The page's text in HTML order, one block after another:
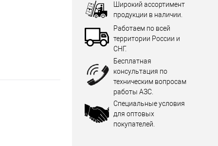
Широкий ассортимент
продукции в наличии.
Работаем по всей
территории России и
СНГ.
Бесплатная
консультация по
техническим вопросам
работы АЗС.
Специальные условия
для оптовых
покупателей.